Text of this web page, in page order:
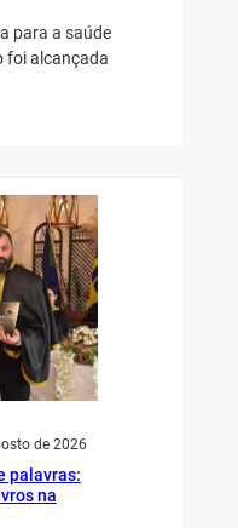
para a saúde
foi alcançada
de 2026
palavras:
na